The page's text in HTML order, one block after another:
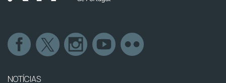
NOTÍCIAS